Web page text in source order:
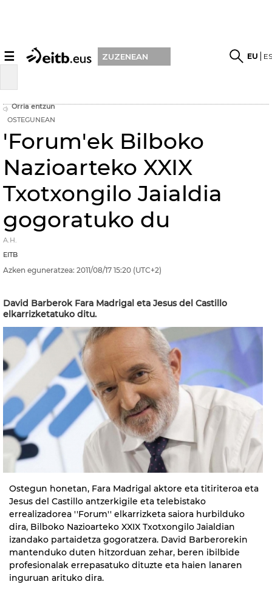
☰ ZUZENEAN EU
Orria entzun
OSTEGUNEAN
'Forum'ek Bilboko
Nazioarteko XXIX
Txotxongilo Jaialdia
gogoratuko du
A.H.
EITB
Azken eguneratzea: 2011/08/17 15:20 (UTC+2)
David Barberok Fara Madrigal eta Jesus del Castillo
elkarrizketatuko ditu.
Ostegun honetan, Fara Madrigal aktore eta titiriteroa eta
Jesus del Castillo antzerkigile eta telebistako
errealizadorea ''Forum'' elkarrizketa saiora hurbilduko
dira, Bilboko Nazioarteko XXIX Txotxongilo Jaialdian
izandako partaidetza gogoratzera. David Barberorekin
mantenduko duten hitzorduan zehar, beren ibilbide
profesionalak errepasatuko dituzte eta haien lanaren
inguruan arituko dira.